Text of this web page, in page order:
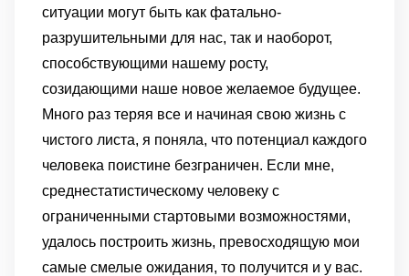
ситуации могут быть как фатально-
разрушительными для нас, так и наоборот,
способствующими нашему росту,
созидающими наше новое желаемое будущее.
Много раз теряя все и начиная свою жизнь с
чистого листа, я поняла, что потенциал каждого
человека поистине безграничен. Если мне,
среднестатистическому человеку с
ограниченными стартовыми возможностями,
удалось построить жизнь, превосходящую мои
самые смелые ожидания, то получится и у вас.